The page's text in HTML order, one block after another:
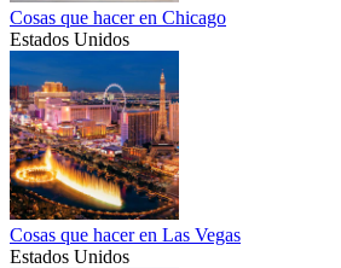
Cosas que hacer en Chicago
Estados Unidos
Cosas que hacer en Las Vegas
Estados Unidos